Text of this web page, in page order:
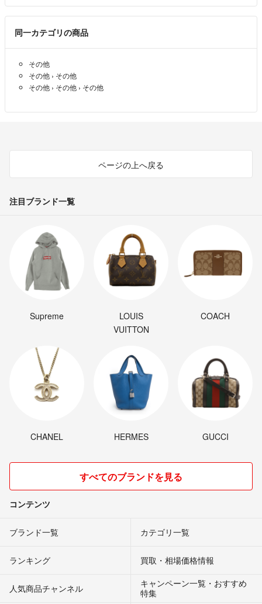
夜分に失礼します。
こちらの購入を検討してますが、まだ残っていますか？
monde- 4年以上前
コメントありがとうございます。
残念ながら残っていません💦
こんにちは！失礼いたします(_ _)外したコマは残っていますか^_^
ねこちゃん - 4年以上前
同一カテゴリの商品
その他
その他 › その他
その他 › その他 › その他
ページの上へ戻る
注目ブランド一覧
Supreme
LOUIS
VUITTON
COACH
CHANEL HERMES GUCCI
すべてのブランドを見る
コンテンツ
ブランド一覧 カテゴリ一覧
ランキング 買取・相場価格情報
人気商品チャンネル
キャンペーン一覧・おすすめ
特集